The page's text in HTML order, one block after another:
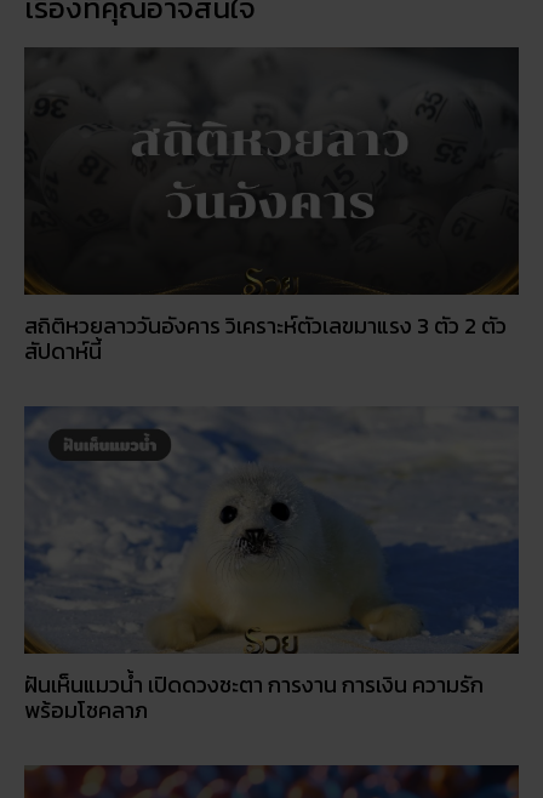
สถิติหวยลาววันอังคาร วิเคราะห์ตัวเลขมาแรง 3 ตัว 2 ตัว
ฝันเห็นแมวน้ำ เปิดดวงชะตา การงาน การเงิน ความรัก